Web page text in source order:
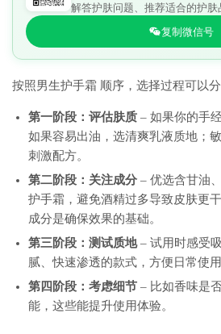
解答护肤问题、推荐适合的护肤
复制微信号
按照男生护手霜 顺序，选择过程可以
第一阶段：评估肤质 – 如果你的手
如果容易出油，选清爽乳液质地；
刺激配方。
第二阶段：关注成分 – 优选含甘油
护手霜，避免酒精过多导致皮肤更
成分是确保效果的基础。
第三阶段：测试质地– 试用时感受
腻、快速渗透的款式，方便日常使
第四阶段：考虑细节 – 比如香味是
能，这些能提升使用体验。